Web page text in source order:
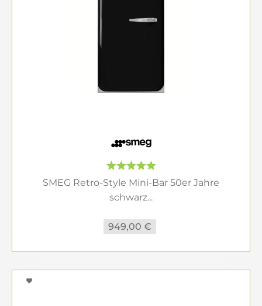
SMEG Retro-Style Mini-Bar 50er Jahre
schwarz...
949,00 €